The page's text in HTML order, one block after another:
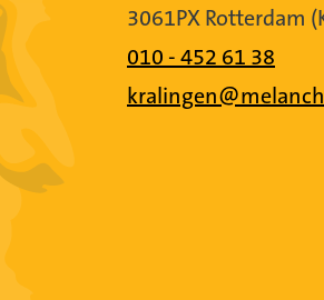
3061PX Rotterdam
010 - 452 61 38